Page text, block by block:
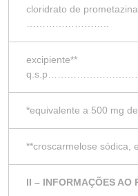
cloridrato de
excipiente**
*equivalente a 500 mg
**croscarmelose sódica,
II – INFORMAÇÕES AO